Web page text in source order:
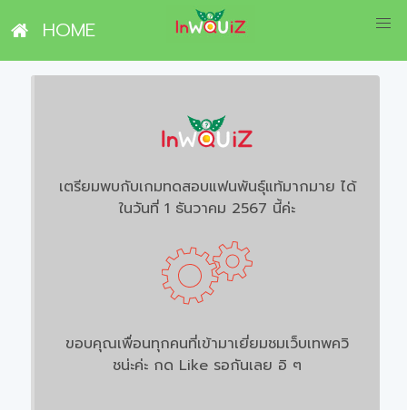
HOME
เตรียมพบกับเกมทดสอบแฟนพันธุ์แท้มากมาย ได้
ในวันที่ 1 ธันวาคม 2567 นี้ค่ะ
ขอบคุณเพื่อนทุกคนที่เข้ามาเยี่ยมชมเว็บเทพควิ
ชน่ะค่ะ กด Like รอกันเลย อิ ๆ